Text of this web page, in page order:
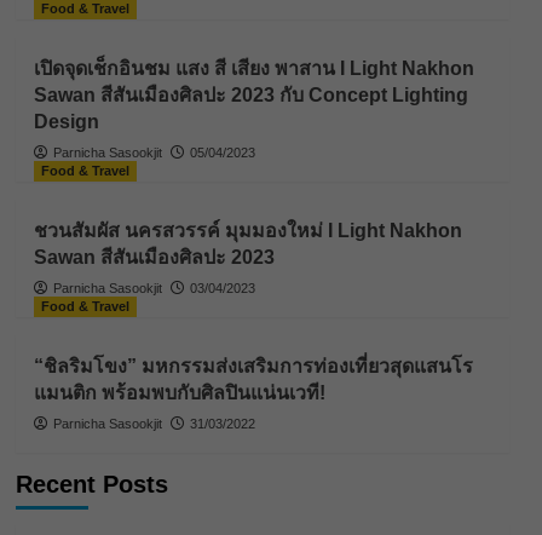
Food & Travel
เปิดจุดเช็กอินชม แสง สี เสียง พาสาน I Light Nakhon
Sawan สีสันเมืองศิลปะ 2023 กับ Concept Lighting
Design
Parnicha Sasookjit
05/04/2023
Food & Travel
ชวนสัมผัส นครสวรรค์ มุมมองใหม่ I Light Nakhon
Sawan สีสันเมืองศิลปะ 2023
Parnicha Sasookjit
03/04/2023
Food & Travel
“ชิลริมโขง” มหกรรมส่งเสริมการท่องเที่ยวสุดแสนโร
แมนติก พร้อมพบกับศิลปินแน่นเวที!
Parnicha Sasookjit 31/03/2022
Recent Posts